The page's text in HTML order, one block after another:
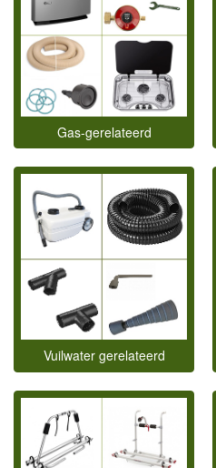
Gas-gerelateerd
Vuilwater gerelateerd